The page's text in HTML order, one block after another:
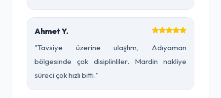
Ahmet Y.
"Tavsiye üzerine ulaştım, Adıyaman
bölgesinde çok disiplinliler. Mardin nakliye
süreci çok hızlı bitti."